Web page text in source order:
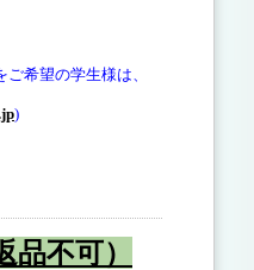
ご希望の学生様は、
)
不可）